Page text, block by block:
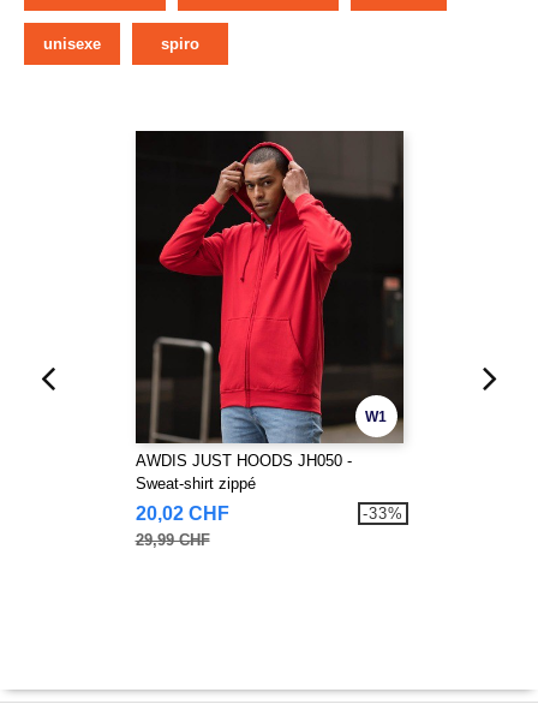
unisexe spiro
W1
AWDIS JUST HOODS JH050 -
Sweat-shirt zippé
20,02 CHF
29,99 CHF
-33%